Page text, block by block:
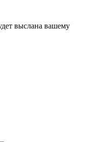
выслана вашему